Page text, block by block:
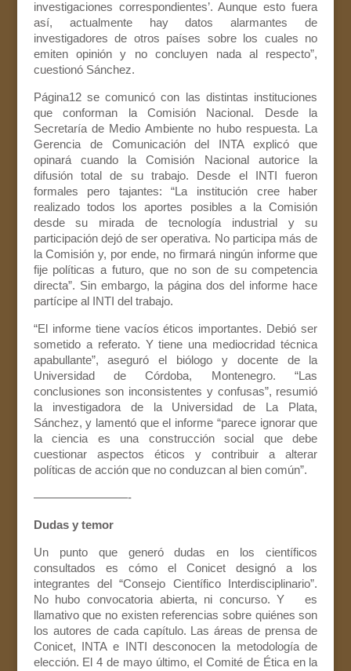
investigaciones correspondientes’. Aunque esto fuera
así, actualmente hay datos alarmantes de
investigadores de otros países sobre los cuales no
emiten opinión y no concluyen nada al respecto”,
cuestionó Sánchez.
Página12 se comunicó con las distintas instituciones
que conforman la Comisión Nacional. Desde la
Secretaría de Medio Ambiente no hubo respuesta. La
Gerencia de Comunicación del INTA explicó que
opinará cuando la Comisión Nacional autorice la
difusión total de su trabajo. Desde el INTI fueron
formales pero tajantes: “La institución cree haber
realizado todos los aportes posibles a la Comisión
desde su mirada de tecnología industrial y su
participación dejó de ser operativa. No participa más de
la Comisión y, por ende, no firmará ningún informe que
fije políticas a futuro, que no son de su competencia
directa”. Sin embargo, la página dos del informe hace
partícipe al INTI del trabajo.
“El informe tiene vacíos éticos importantes. Debió ser
sometido a referato. Y tiene una mediocridad técnica
apabullante”, aseguró el biólogo y docente de la
Universidad de Córdoba, Montenegro. “Las
conclusiones son inconsistentes y confusas”, resumió
la investigadora de la Universidad de La Plata,
Sánchez, y lamentó que el informe “parece ignorar que
la ciencia es una construcción social que debe
cuestionar aspectos éticos y contribuir a alterar
políticas de acción que no conduzcan al bien común”.
————————-
Dudas y temor
Un punto que generó dudas en los científicos
consultados es cómo el Conicet designó a los
integrantes del “Consejo Científico Interdisciplinario”.
No hubo convocatoria abierta, ni concurso. Y es
llamativo que no existen referencias sobre quiénes son
los autores de cada capítulo. Las áreas de prensa de
Conicet, INTA e INTI desconocen la metodología de
elección. El 4 de mayo último, el Comité de Ética en la